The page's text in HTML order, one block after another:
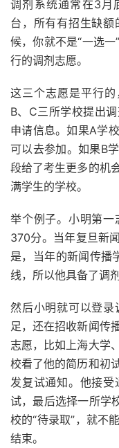
调剂系统通常在3月
台，所有有招生缺
候，你就不是“一选
行的调剂志愿。
这三个志愿是平行的
B、C三所学校提出
申请信息。如果A学
可以去参加。如果B
段给了考生更多的机
满学生的学校。
举个例子。小明第一
370分。当年复旦新
是，当年的新闻传播
线，所以他具备了调
然后小明就可以登录
足，还在招收新闻传
志愿，比如上海大学
校看了他的简历和初
发复试通知。他接受
试，最后选择一所学
校的“待录取”，就不
结束。